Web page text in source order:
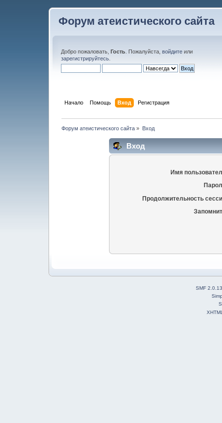
Форум атеистического сайта
Добро пожаловать, Гость . Пожалуйста, войдите или
зарегистрируйтесь
Начало Помощь Вход Регистрация
Форум атеистического сайта » Вход
Вход
Имя
Продолжительность
SMF 2.0.13